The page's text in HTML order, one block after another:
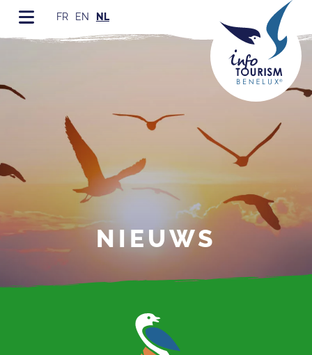
FR EN NL
NIEUWS